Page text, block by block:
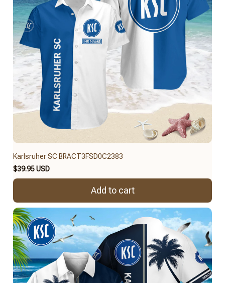
Karlsruher SC BRACT3FSD0C2383
$39.95 USD
Add to cart